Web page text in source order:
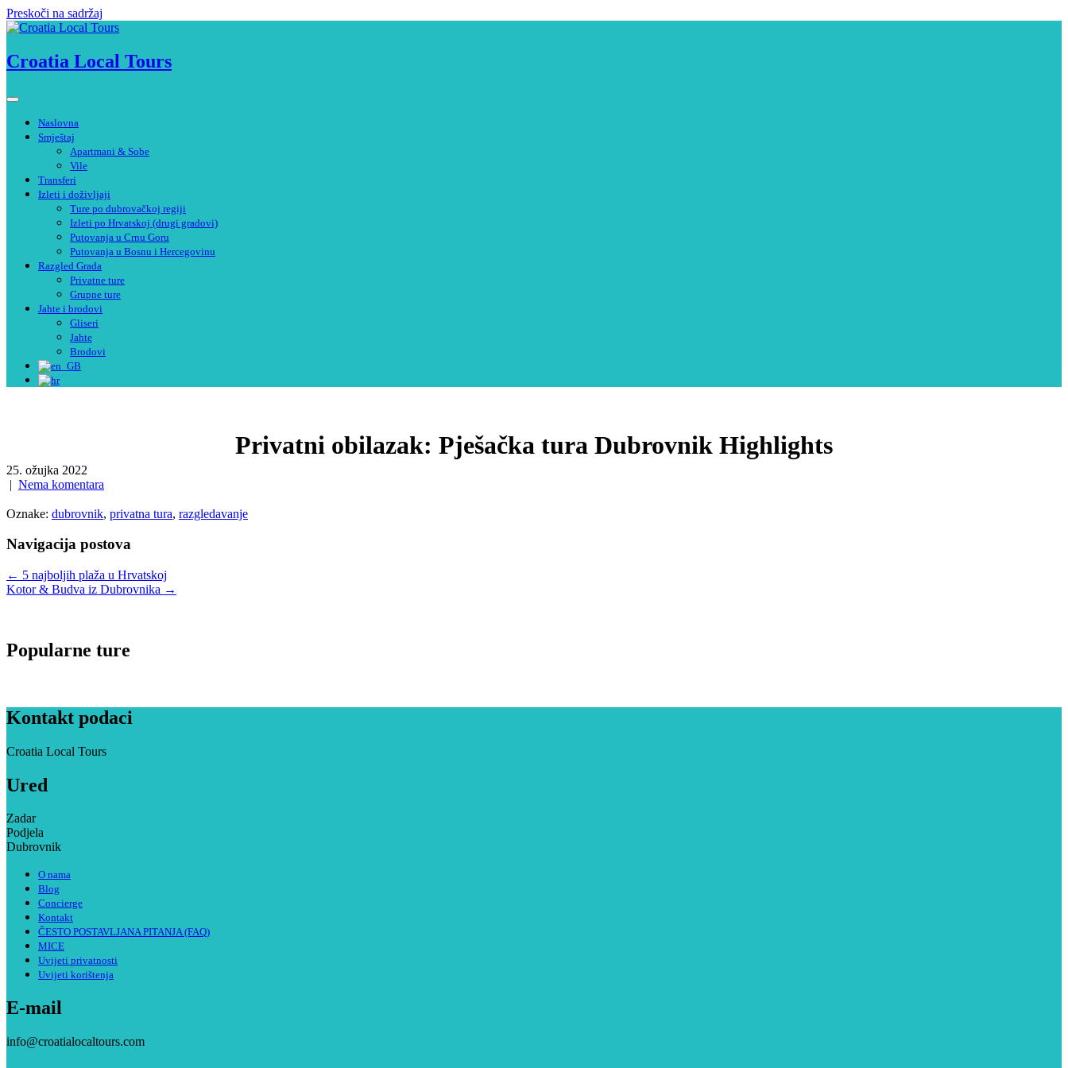
Preskoči na sadržaj
Croatia Local Tours
Naslovna
Smještaj
Apartmani & Sobe
Vile
Transferi
Izleti i doživljaji
Ture po dubrovačkoj regiji
Izleti po Hrvatskoj (drugi gradovi)
Putovanja u Crnu Goru
Putovanja u Bosnu i Hercegovinu
Razgled Grada
Privatne ture
Grupne ture
Jahte i brodovi
Gliseri
Jahte
Brodovi
Privatni obilazak: Pješačka tura Dubrovnik Highlights
25. ožujka 2022
| Nema komentara
Oznake: dubrovnik, privatna tura, razgledavanje
Navigacija postova
← 5 najboljih plaža u Hrvatskoj
Kotor & Budva iz Dubrovnika →
Popularne ture
Kontakt podaci
Croatia Local Tours
Ured
Zadar
Podjela
Dubrovnik
O nama
Blog
Concierge
Kontakt
ČESTO POSTAVLJANA PITANJA (FAQ)
MICE
Uvijeti privatnosti
Uvijeti korištenja
E-mail
info@croatialocaltours.com